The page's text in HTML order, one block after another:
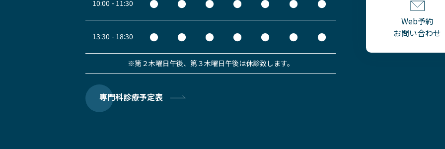
10:00 - 11:30 ● ● ● ● ● ● ●
13:30 - 18:30 ● ● ● ● ● ● ●
※第２木曜日午後、第３木曜日午後は休診致します。
専門科診療予定表
Web予約
お問い合わせ